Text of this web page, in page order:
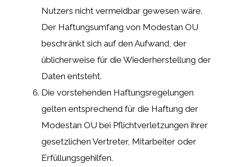
Nutzers nicht vermeidbar gewesen wäre.
Der Haftungsumfang von Modestan OU
beschränkt sich auf den Aufwand, der
üblicherweise für die Wiederherstellung der
Daten entsteht.
Die vorstehenden Haftungsregelungen
gelten entsprechend für die Haftung der
Modestan OU bei Pflichtverletzungen ihrer
gesetzlichen Vertreter, Mitarbeiter oder
Erfüllungsgehilfen.